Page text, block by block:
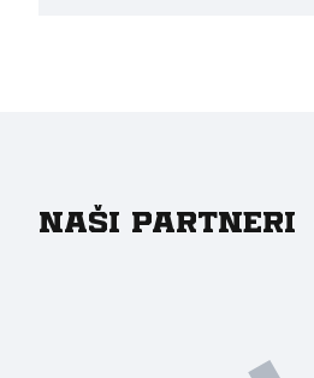
Naši partneri